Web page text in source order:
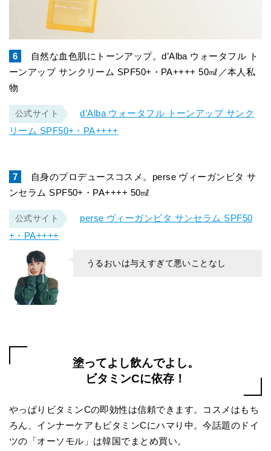
6
自然な血色肌にトーンアップ。d’Alba ウォータフル ト
ーンアップ サンクリーム SPF50+・PA++++ 50㎖／本人私
物
公式サイト
d’Alba ウォータフル トーンアップ サンク
リーム SPF50+・PA++++
7
自身のプロデュースコスメ。perse ヴィーガンビタ サ
ンセラム SPF50+・PA++++ 50㎖
公式サイト
perse ヴィーガンビタ サンセラム SPF50
+・PA++++
うるおいは与えすぎて悪いことなし
塗ってよし飲んでよし。
ビタミンCに依存！
やっぱりビタミンCの即効性は信頼できます。コスメはもち
ろん、インナーケアもビタミンCにハマり中。今話題のドイ
ツの「オーソモル」は韓国でまとめ買い。